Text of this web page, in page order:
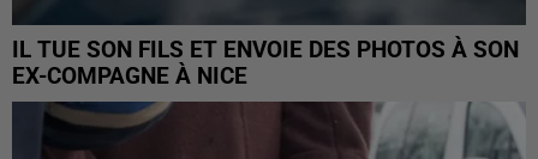
IL TUE SON FILS ET ENVOIE DES PHOTOS À SON
EX-COMPAGNE À NICE